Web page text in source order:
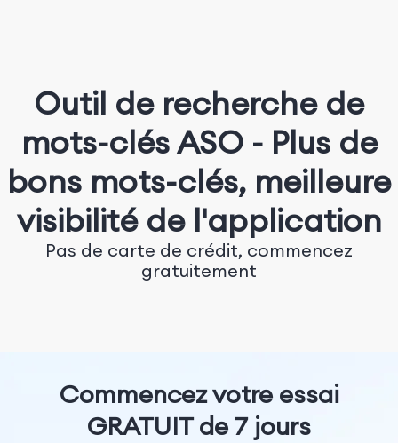
Outil de recherche de
mots-clés ASO - Plus de
bons mots-clés, meilleure
visibilité de l'application
Pas de carte de crédit, commencez
gratuitement
Commencez votre essai
GRATUIT de 7 jours